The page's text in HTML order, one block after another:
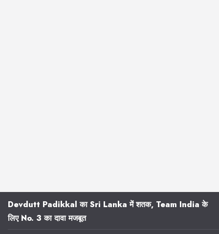
Devdutt Padikkal का Sri Lanka में शतक, Team India के
लिए No. 3 का दावा मजबूत